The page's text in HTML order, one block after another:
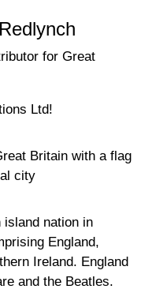
for Great
Ltd!
island nation in
England,
Ireland. England
and the Beatles.